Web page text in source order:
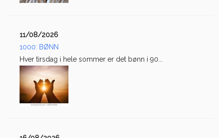
11/08/2026
1000: BØNN
Hver tirsdag i hele sommer er det bønn i 90...